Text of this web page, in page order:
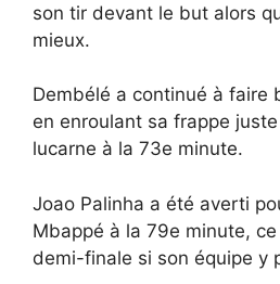
son tir devant le but alors
mieux.
Dembélé a continué à faire
en enroulant sa frappe
lucarne à la 73e minute.
Joao Palinha a été averti
Mbappé à la 79e minute,
demi-finale si son équipe y